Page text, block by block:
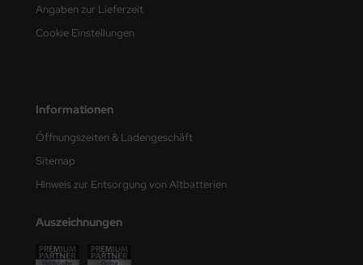
Angaben zur Lieferzeit
Cookie Einstellungen
Informationen
Öffnungszeiten & Ladengeschäft
Sitemap
Hinweis zur Entsorgung von Altbatterien
Auszeichnungen
Model
Hobby
Decals